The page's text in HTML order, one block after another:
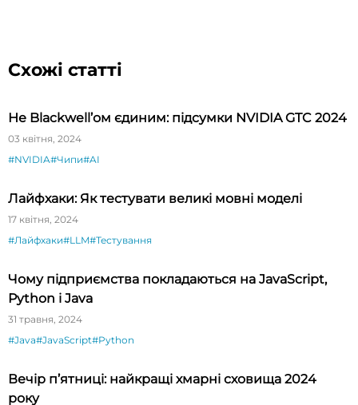
Схожі статті
Не Blackwell’ом єдиним: підсумки NVIDIA GTC 2024
03 квітня, 2024
#NVIDIA#Чипи#AI
Лайфхаки: Як тестувати великі мовні моделі
17 квітня, 2024
#Лайфхаки#LLM#Тестування
Чому підприємства покладаються на JavaScript,
Python і Java
31 травня, 2024
#Java#JavaScript#Python
Вечір п’ятниці: найкращі хмарні сховища 2024
року